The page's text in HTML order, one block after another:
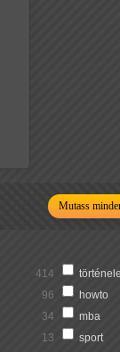
Mutass
414
96
howto
34
mba
13
sport